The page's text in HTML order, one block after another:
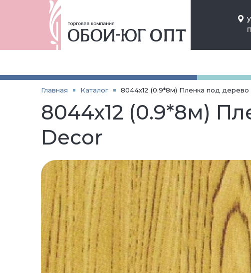
Главная Каталог 8044х12 (0.9*8м) Пленка под
8044х12 (0.9*8м)
Decor